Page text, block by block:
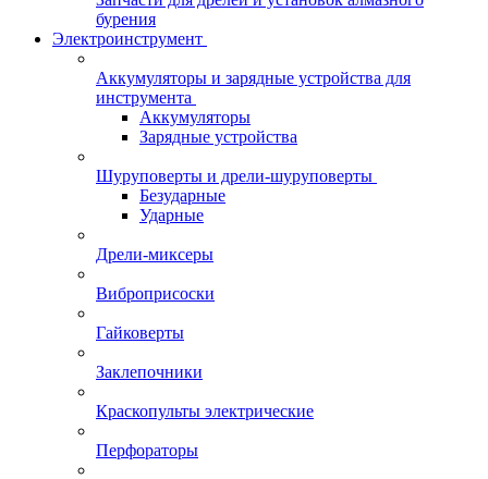
бурения
Электроинструмент
Аккумуляторы и зарядные устройства для
инструмента
Аккумуляторы
Зарядные устройства
Шуруповерты и дрели-шуруповерты
Безударные
Ударные
Дрели-миксеры
Виброприсоски
Гайковерты
Заклепочники
Краскопульты электрические
Перфораторы